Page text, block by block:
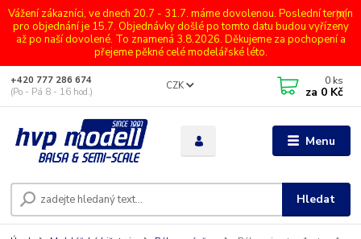
Vážení zákazníci, ve dnech 20.7 - 31.7. máme dovolenou. Poslední termín
pro objednání je 15.7. Objednávky došlé po tomto datu budou vyřízeny
až po naší dovolené. To znamená 3.8.2026. Děkujeme za pochopení a
přejeme pěkné celé modelářské léto.
Menu
CZK
Hledat
+420 777 286 674
(Po - Pá 8 - 16 hod.)
0 ks
za 0 Kč